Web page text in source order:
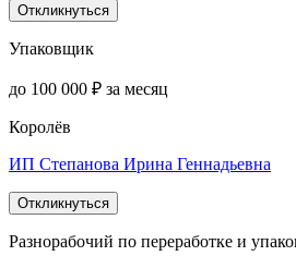
Откликнуться
Упаковщик
до 100 000 ₽ за месяц
Королёв
ИП Степанова Ирина Геннадьевна
Откликнуться
Разнорабочий по переработке и